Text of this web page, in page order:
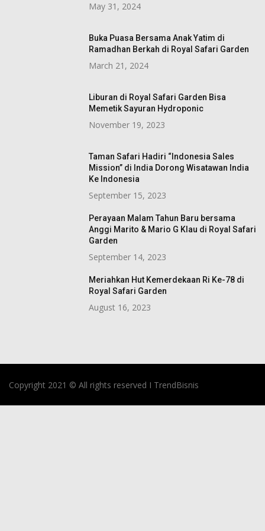
May 31, 2024
Buka Puasa Bersama Anak Yatim di
Ramadhan Berkah di Royal Safari Garden
March 21, 2024
Liburan di Royal Safari Garden Bisa
Memetik Sayuran Hydroponic
November 19, 2023
Taman Safari Hadiri “Indonesia Sales
Mission” di India Dorong Wisatawan India
Ke Indonesia
September 15, 2023
Perayaan Malam Tahun Baru bersama
Anggi Marito & Mario G Klau di Royal Safari
Garden
September 14, 2023
Meriahkan Hut Kemerdekaan Ri Ke-78 di
Royal Safari Garden
August 16, 2023
Copyright 2021 © All rights reserved I TrendBisnis